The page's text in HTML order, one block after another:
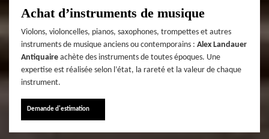
Achat d’instruments de musique
Violons, violoncelles, pianos, saxophones, trompettes et autres
instruments de musique anciens ou contemporains : Alex Landauer
Antiquaire achète des instruments de toutes époques. Une
expertise est réalisée selon l’état, la rareté et la valeur de chaque
instrument.
Demande d'estimation